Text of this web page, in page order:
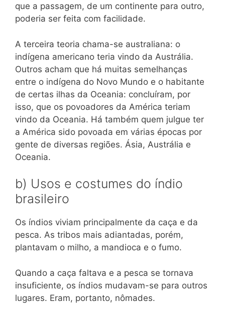
que a passagem, de um continente para outro,
poderia ser feita com facilidade.
A terceira teoria chama-se australiana: o
indígena americano teria vindo da Austrália.
Outros acham que há muitas semelhanças
entre o indígena do Novo Mundo e o habitante
de certas ilhas da Oceania: concluíram, por
isso, que os povoadores da América teriam
vindo da Oceania. Há também quem julgue ter
a América sido povoada em várias épocas por
gente de diversas regiões. Ásia, Austrália e
Oceania.
b) Usos e costumes do índio
brasileiro
Os índios viviam principalmente da caça e da
pesca. As tribos mais adiantadas, porém,
plantavam o milho, a mandioca e o fumo.
Quando a caça faltava e a pesca se tornava
insuficiente, os índios mudavam-se para outros
lugares. Eram, portanto, nômades.